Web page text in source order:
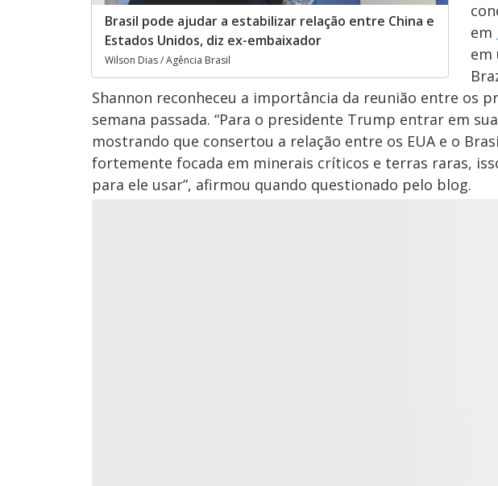
Brasil pode ajudar a estabilizar relação entre China e
Estados Unidos, diz ex-embaixador
Wilson Dias / Agência Brasil
em
em
Shannon reconheceu a importância da reunião entre os
semana passada. “Para o presidente Trump entrar em
mostrando que consertou a relação entre os EUA e o
fortemente focada em minerais críticos e terras raras,
para ele usar”, afirmou quando questionado pelo blog.